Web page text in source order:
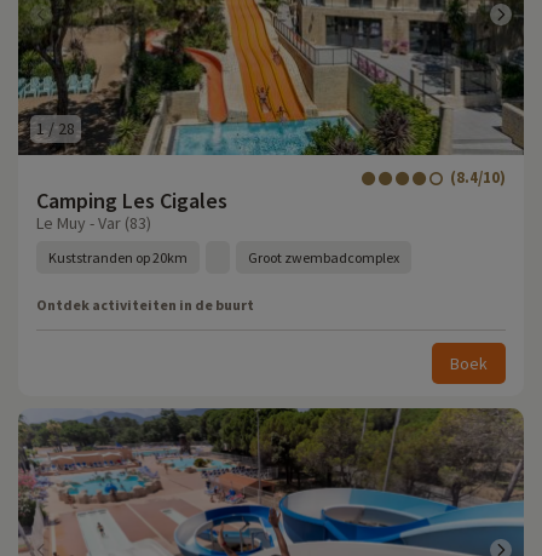
1 /28
Camping Les Cigales
(8.4/10)
Le Muy - Var (83)
Kuststranden op 20km Groot zwembadcomplex
Ontdek activiteiten in de buurt
Boek